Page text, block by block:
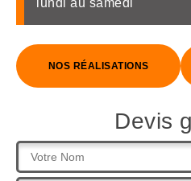
lundi au samedi
NOS RÉALISATIONS
Devis